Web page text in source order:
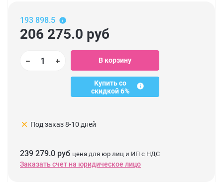
193 898.5
206 275.0 руб
В корзину
Купить со
скидкой 6%
clear Под заказ 8-10 дней
239 279.0 руб цена для юр лиц и ИП с НДС
Заказать счет на юридическое лицо